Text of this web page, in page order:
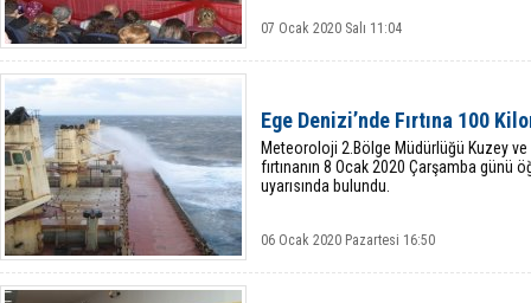
07 Ocak 2020 Salı 11:04
Ege Denizi’nde Fırtına 100
Meteoroloji 2.Bölge Müdürlüğü Kuzey
fırtınanın 8 Ocak 2020 Çarşamba günü
uyarısında bulundu.
06 Ocak 2020 Pazartesi 16:50